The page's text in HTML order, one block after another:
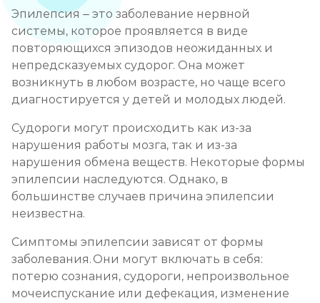
Эпилепсия – это заболевание нервной
системы, которое проявляется в виде
повторяющихся эпизодов неожиданных и
непредсказуемых судорог. Она может
возникнуть в любом возрасте, но чаще всего
диагностируется у детей и молодых людей.
Судороги могут происходить как из-за
нарушения работы мозга, так и из-за
нарушения обмена веществ. Некоторые формы
эпилепсии наследуются. Однако, в
большинстве случаев причина эпилепсии
неизвестна.
Симптомы эпилепсии зависят от формы
заболевания. Они могут включать в себя:
потерю сознания, судороги, непроизвольное
мочеиспускание или дефекация, изменение